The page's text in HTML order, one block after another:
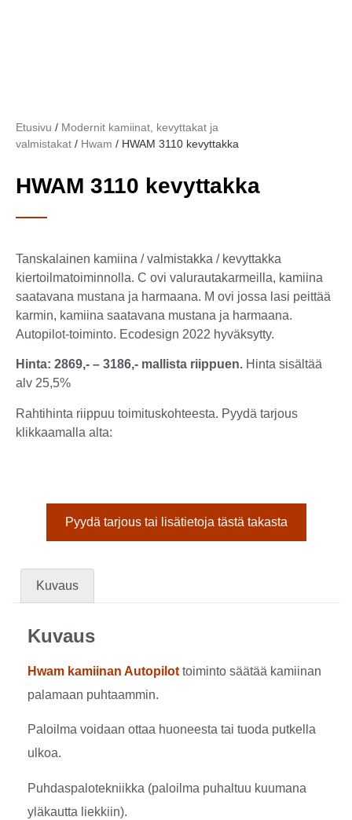
Etusivu / Modernit kamiinat, kevyttakat ja
valmistakat / Hwam / HWAM 3110 kevyttakka
HWAM 3110 kevyttakka
Tanskalainen kamiina / valmistakka / kevyttakka
kiertoilmatoiminnolla. C ovi valurautakarmeilla, kamiina
saatavana mustana ja harmaana. M ovi jossa lasi peittää
karmin, kamiina saatavana mustana ja harmaana.
Autopilot-toiminto. Ecodesign 2022 hyväksytty.
Hinta: 2869,- – 3186,- mallista riippuen. Hinta sisältää
alv 25,5%
Rahtihinta riippuu toimituskohteesta. Pyydä tarjous
klikkaamalla alta:
Pyydä tarjous tai lisätietoja tästä takasta
Kuvaus
Kuvaus
Hwam kamiinan Autopilot toiminto säätää kamiinan
palamaan puhtaammin.
Paloilma voidaan ottaa huoneesta tai tuoda putkella
ulkoa.
Puhdaspalotekniikka (paloilma puhaltuu kuumana
yläkautta liekkiin).